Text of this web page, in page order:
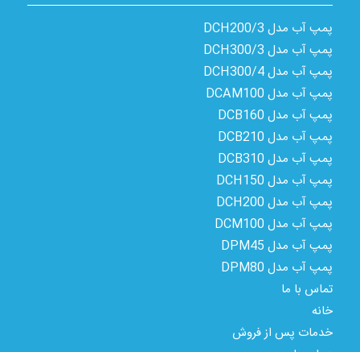
پمپ آب مدل 3/DCH200
پمپ آب مدل 3/DCH300
پمپ آب مدل 4/DCH300
پمپ آب مدل DCAM100
پمپ آب مدل DCB160
پمپ آب مدل DCB210
پمپ آب مدل DCB310
پمپ آب مدل DCH150
پمپ آب مدل DCH200
پمپ آب مدل DCM100
پمپ آب مدل DPM45
پمپ آب مدل DPM80
تماس با ما
خانه
خدمات پس از فروش